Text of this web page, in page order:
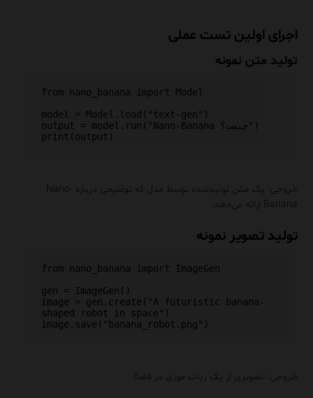
اجرای اولین تست عملی
تولید متن نمونه
from nano_banana import Model
model = Model.load("text-gen")
output = model.run("Nano-Banana چیست؟")
خروجی: یک متن تولیدشده توسط مدل که توضیحی درباره Nano-
Banana ارائه می‌دهد.
تولید تصویر نمونه
from nano_banana import ImageGen
gen = ImageGen()
image = gen.create("A futuristic banana-
shaped robot in space")
خروجی: تصویری از یک ربات موزی در فضا!